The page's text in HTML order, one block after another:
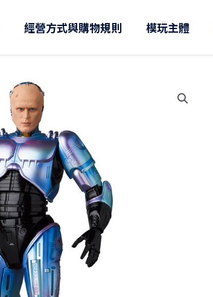
經營方式與購物規則 模玩主體